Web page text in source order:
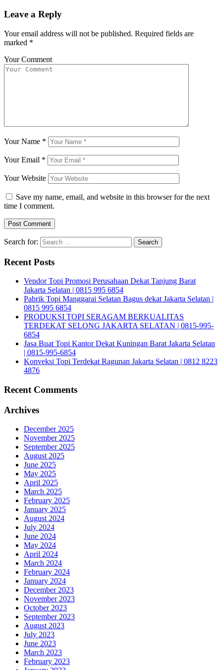
Leave a Reply
Your email address will not be published. Required fields are
marked *
Your Comment
Your Name *
Your Email *
Your Website
Save my name, email, and website in this browser for the next
time I comment.
Search for:
Recent Posts
Vendor Topi Promosi Perusahaan Dekat Tanjung Barat
Jakarta Selatan | 0815 995 6854
Pabrik Topi Manggarai Selatan Bagus dekat Jakarta Selatan |
0815 995 6854
PRODUKSI TOPI SERAGAM BERKUALITAS
TERDEKAT SELONG JAKARTA SELATAN | 0815-995-
6854
Jasa Buat Topi Kantor Dekat Kuningan Barat Jakarta Selatan
| 0815-995-6854
Konveksi Topi Terdekat Ragunan Jakarta Selatan | 0812 8223
4876
Recent Comments
Archives
December 2025
November 2025
September 2025
August 2025
June 2025
May 2025
April 2025
March 2025
February 2025
January 2025
August 2024
July 2024
June 2024
May 2024
April 2024
March 2024
February 2024
January 2024
December 2023
November 2023
October 2023
September 2023
August 2023
July 2023
June 2023
March 2023
February 2023